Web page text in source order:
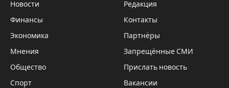
Новости
Финансы
Экономика
Мнения
Общество
Спорт
Редакция
Контакты
Партнёры
Запрещённые СМИ
Прислать новость
Вакансии